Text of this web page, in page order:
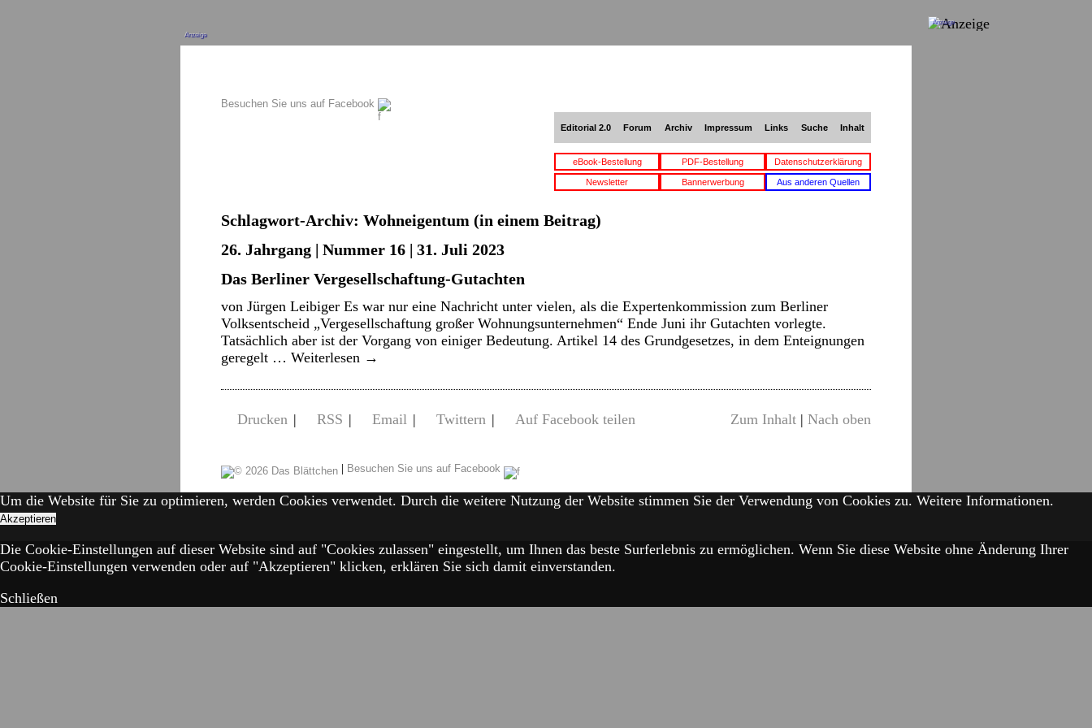
Anzeige
Besuchen Sie uns auf Facebook
Editorial 2.0 Forum Archiv Impressum Links Suche Inhalt
eBook-Bestellung PDF-Bestellung Datenschutzerklärung
Newsletter Bannerwerbung Aus anderen Quellen
Schlagwort-Archiv: Wohneigentum (in einem Beitrag)
26. Jahrgang | Nummer 16 | 31. Juli 2023
Das Berliner Vergesellschaftung-Gutachten
von Jürgen Leibiger Es war nur eine Nachricht unter vielen, als die Expertenkommission zum Berliner
Volksentscheid „Vergesellschaftung großer Wohnungsunternehmen“ Ende Juni ihr Gutachten vorlegte.
Tatsächlich aber ist der Vorgang von einiger Bedeutung. Artikel 14 des Grundgesetzes, in dem Enteignungen
geregelt … Weiterlesen →
Drucken | RSS | Email | Twittern | Auf Facebook teilen Zum Inhalt | Nach oben
| Besuchen Sie uns auf Facebook
Anzeige
Um die Website für Sie zu optimieren, werden Cookies verwendet. Durch die weitere Nutzung der Website stimmen Sie der Verwendung von Cookies zu. Weitere Informationen.
Akzeptieren
Die Cookie-Einstellungen auf dieser Website sind auf "Cookies zulassen" eingestellt, um Ihnen das beste Surferlebnis zu ermöglichen. Wenn Sie diese Website ohne Änderung Ihrer
Cookie-Einstellungen verwenden oder auf "Akzeptieren" klicken, erklären Sie sich damit einverstanden.
Schließen